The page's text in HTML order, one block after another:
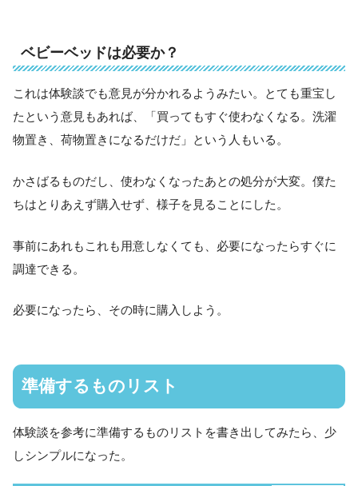
ベビーベッドは必要か？
これは体験談でも意見が分かれるようみたい。とても重宝し
たという意見もあれば、「買ってもすぐ使わなくなる。洗濯
物置き、荷物置きになるだけだ」という人もいる。
かさばるものだし、使わなくなったあとの処分が大変。僕た
ちはとりあえず購入せず、様子を見ることにした。
事前にあれもこれも用意しなくても、必要になったらすぐに
調達できる。
必要になったら、その時に購入しよう。
準備するものリスト
体験談を参考に準備するものリストを書き出してみたら、少
しシンプルになった。